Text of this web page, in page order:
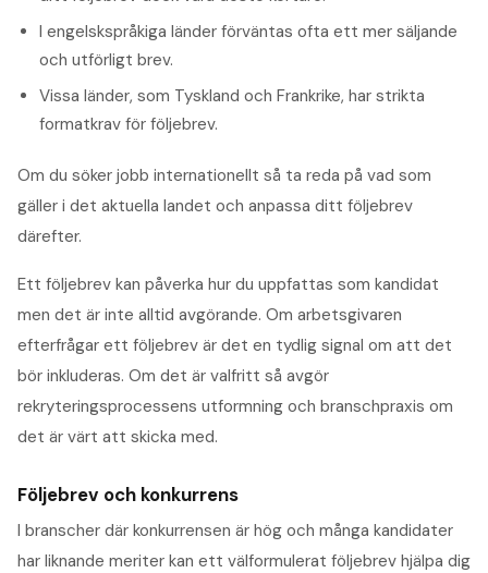
I engelskspråkiga länder förväntas ofta ett mer säljande
och utförligt brev.
Vissa länder, som Tyskland och Frankrike, har strikta
formatkrav för följebrev.
Om du söker jobb internationellt så ta reda på vad som
gäller i det aktuella landet och anpassa ditt följebrev
därefter.
Ett följebrev kan påverka hur du uppfattas som kandidat
men det är inte alltid avgörande. Om arbetsgivaren
efterfrågar ett följebrev är det en tydlig signal om att det
bör inkluderas. Om det är valfritt så avgör
rekryteringsprocessens utformning och branschpraxis om
det är värt att skicka med.
Följebrev och konkurrens
I branscher där konkurrensen är hög och många kandidater
har liknande meriter kan ett välformulerat följebrev hjälpa dig